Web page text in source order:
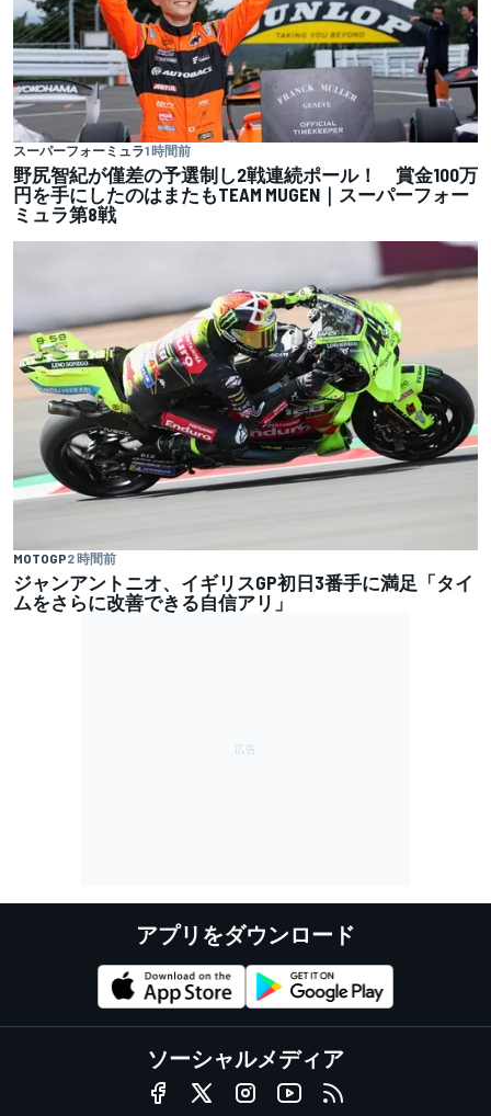
スーパーフォーミュラ1 時間前
野尻智紀が僅差の予選制し2戦連続ポール！ 賞金100万
円を手にしたのはまたもTEAM MUGEN｜スーパーフォー
ミュラ第8戦
MOTOGP2 時間前
ジャンアントニオ、イギリスGP初日3番手に満足「タイ
ムをさらに改善できる自信アリ」
アプリをダウンロード
ソーシャルメディア